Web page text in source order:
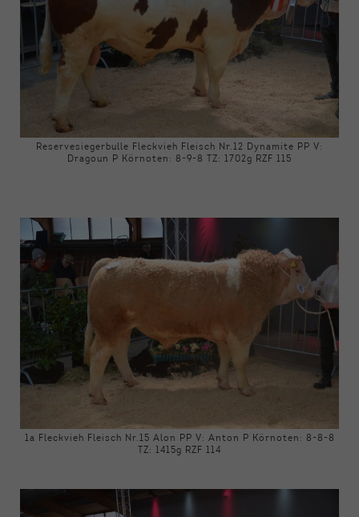
Reservesiegerbulle Fleckvieh Fleisch Nr.12 Dynamite PP V:
Dragoun P Körnoten: 8-9-8 TZ: 1702g RZF 115
1a Fleckvieh Fleisch Nr.15 Alon PP V: Anton P Körnoten: 8-8-8
TZ: 1415g RZF 114